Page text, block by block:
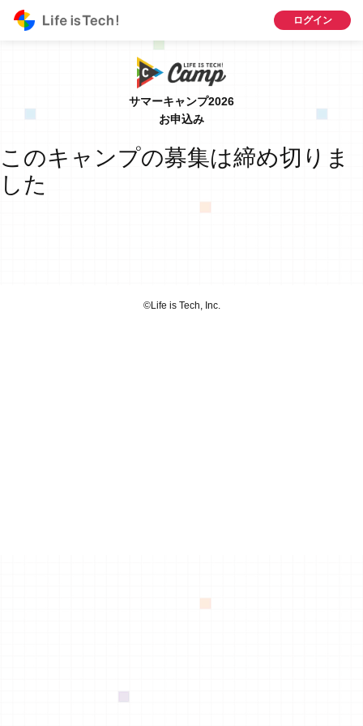
ログイン
サマーキャンプ2026
お申込み
このキャンプの募集は締め切りま
した
©︎Life is Tech, Inc.